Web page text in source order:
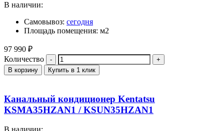
В наличии:
Самовывоз: сегодня
Площадь помещения: м2
97 990 ₽
Количество
В корзину Купить в 1 клик
Канальный кондиционер Kentatsu
KSMA35HZAN1 / KSUN35HZAN1
В наличии: